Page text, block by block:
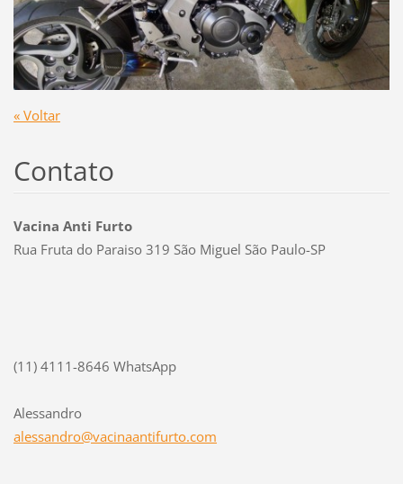
« Voltar
Contato
Vacina Anti Furto
Rua Fruta do Paraiso 319 São Miguel São Paulo-SP
(11) 4111-8646 WhatsApp
Alessandro
alessandro@vacinaantifurto.com